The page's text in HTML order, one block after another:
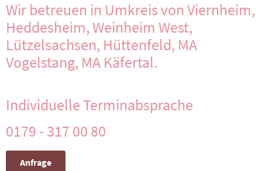
Wir betreuen in Umkreis von Viernheim,
Heddesheim, Weinheim West,
Lützelsachsen, Hüttenfeld, MA
Vogelstang, MA Käfertal.
Individuelle Terminabsprache
0179 - 317 00 80
Anfrage